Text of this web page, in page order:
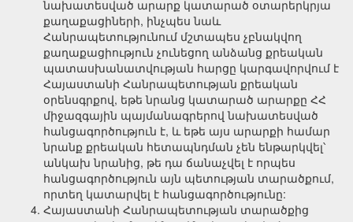
նախատեսված արարք կատարած օտարերկրյա
քաղաքացիների, ինչպես նաև
Հանրապետությունում մշտապես չբնակվող
քաղաքացիություն չունեցող անձանց քրեական
պատասխանատվության հարցը կարգավորվում է
Հայաստանի Հանրապետության քրեական
օրենսգրքով, եթե նրանց կատարած արարքը ՀՀ
միջազգային պայմանագրերով նախատեսված
հանցագործություն է, և եթե այս արարքի համար
նրանք քրեական հետապնդման չեն ենթարկվել՝
անկախ նրանից, թե դա ճանաչվել է որպես
հանցագործություն այն պետության տարածքում,
որտեղ կատարվել է հանցագործությունը:
Հայաստանի Հանրապետության տարածքից